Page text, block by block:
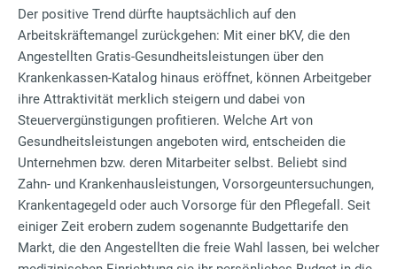
Der positive Trend dürfte hauptsächlich auf den
Arbeitskräftemangel zurückgehen: Mit einer bKV, die den
Angestellten Gratis-Gesundheitsleistungen über den
Krankenkassen-Katalog hinaus eröffnet, können Arbeitgeber
ihre Attraktivität merklich steigern und dabei von
Steuervergünstigungen profitieren. Welche Art von
Gesundheitsleistungen angeboten wird, entscheiden die
Unternehmen bzw. deren Mitarbeiter selbst. Beliebt sind
Zahn- und Krankenhausleistungen, Vorsorgeuntersuchungen,
Krankentagegeld oder auch Vorsorge für den Pflegefall. Seit
einiger Zeit erobern zudem sogenannte Budgettarife den
Markt, die den Angestellten die freie Wahl lassen, bei welcher